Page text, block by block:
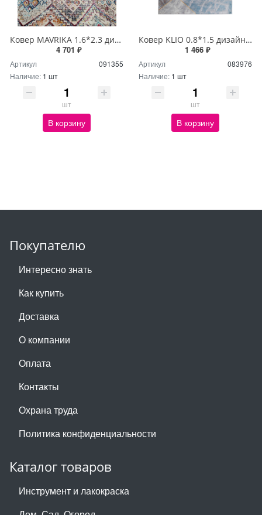
Ковер MAVRIKA 1.6*2.3 дизайн 9366A TILE/NAVY
4 701 ₽
Артикул
091355
Наличие: 1 шт
шт
В корзину
Ковер KLIO 0.8*1.5 дизайн 00581A L.GREY/M.GREY
1 466 ₽
Артикул
083976
Наличие: 1 шт
шт
В корзину
Покупателю
Интересно знать
Как купить
Доставка
О компании
Оплата
Контакты
Охрана труда
Политика конфиденциальности
Каталог товаров
Инструмент и лакокраска